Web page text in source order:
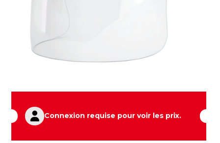
Connexion requise pour voir les prix.